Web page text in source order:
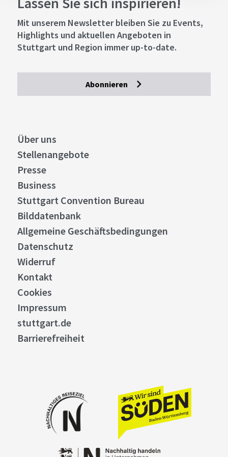
Mit unserem Newsletter bleiben Sie zu Events,
Highlights und aktuellen Angeboten in
Stuttgart und Region immer up-to-date.
Abonnieren
Über uns
Stellenangebote
Presse
Business
Stuttgart Convention Bureau
Bilddatenbank
Allgemeine Geschäftsbedingungen
Datenschutz
Widerruf
Kontakt
Cookies
Impressum
stuttgart.de
Barrierefreiheit